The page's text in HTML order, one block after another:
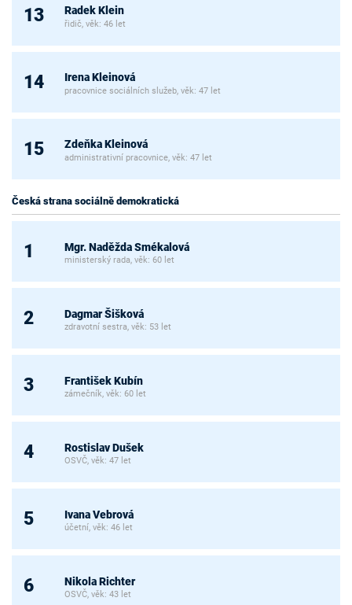
13 Radek Klein
řidič, věk: 46 let
14 Irena Kleinová
pracovnice sociálních služeb, věk: 47 let
15 Zdeňka Kleinová
administrativní pracovnice, věk: 47 let
Česká strana sociálně demokratická
1 Mgr. Naděžda Smékalová
ministerský rada, věk: 60 let
2 Dagmar Šišková
zdravotní sestra, věk: 53 let
3 František Kubín
zámečník, věk: 60 let
4 Rostislav Dušek
OSVČ, věk: 47 let
5 Ivana Vebrová
účetní, věk: 46 let
6 Nikola Richter
OSVČ, věk: 43 let